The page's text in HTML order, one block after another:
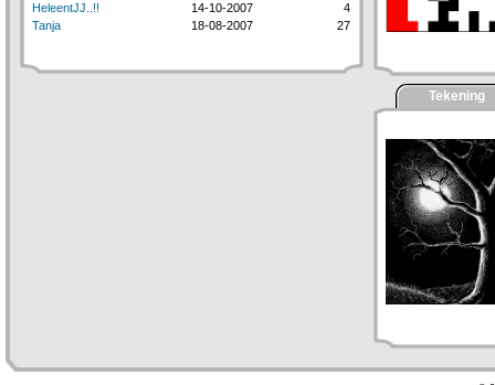
HeleentJJ..!!
14-10-2007
4
Tanja
18-08-2007 27
Tekening